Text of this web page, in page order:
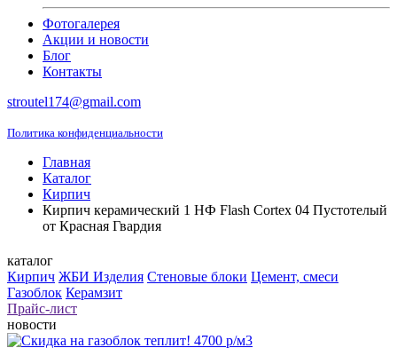
Фотогалерея
Акции и новости
Блог
Контакты
stroutel174@gmail.com
Политика конфиденциальности
Главная
Каталог
Кирпич
Кирпич керамический 1 НФ Flash Cortex 04 Пустотелый
от Красная Гвардия
каталог
Кирпич ЖБИ Изделия Стеновые блоки Цемент, смеси
Газоблок Керамзит
Прайс-лист
новости